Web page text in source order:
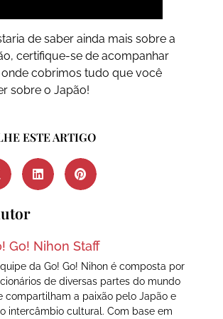
de saber ainda mais sobre a
certifique-se de acompanhar
onde cobrimos tudo que você
sobre o Japão!
ESTE ARTIGO
Go! Nihon Staff
da Go! Go! Nihon é composta por
de diversas partes do mundo
compartilham a paixão pelo Japão e
intercâmbio cultural. Com base em